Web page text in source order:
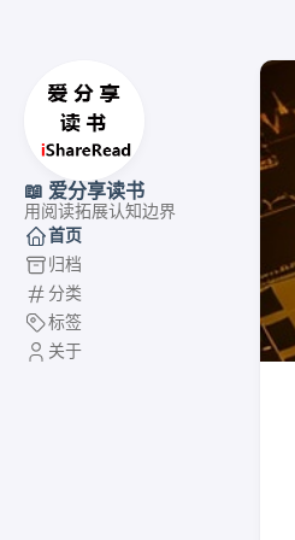
📖 爱分享读书
用阅读拓展认知边界
首页
归档
分类
标签
关于